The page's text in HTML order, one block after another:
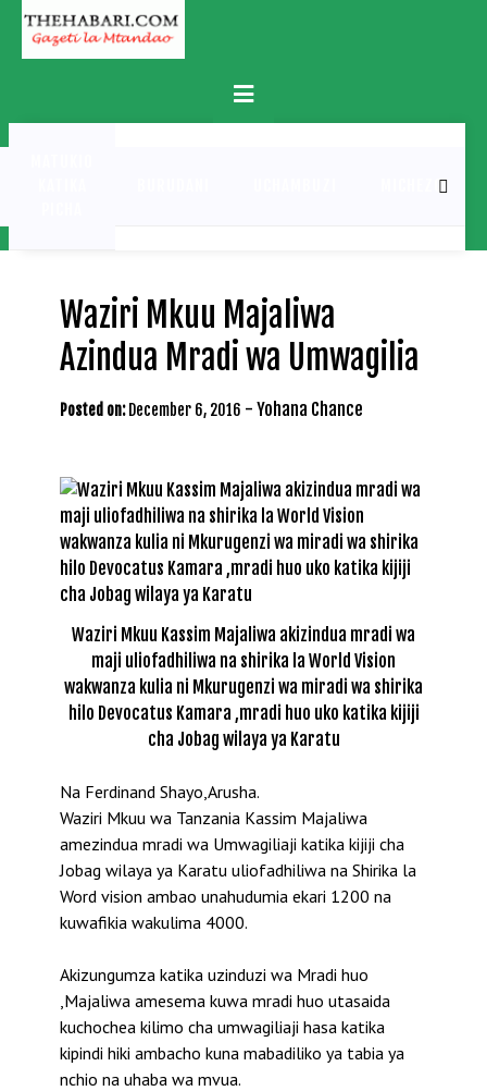
Skip
content
Primary
Menu
MICHEZO
Waziri Mkuu Majaliwa
Azindua Mradi wa Umwagilia
Posted on: December 6, 2016 - Yohana Chance
Waziri Mkuu Kassim Majaliwa akizindua mradi wa
maji uliofadhiliwa na shirika la World Vision
wakwanza kulia ni Mkurugenzi wa miradi wa shirika
hilo Devocatus Kamara ,mradi huo uko katika kijiji
cha Jobag wilaya ya Karatu
Na Ferdinand Shayo,Arusha.
Waziri Mkuu wa Tanzania Kassim Majaliwa
amezindua mradi wa Umwagiliaji katika kijiji cha
Jobag wilaya ya Karatu uliofadhiliwa na Shirika la
Word vision ambao unahudumia ekari 1200 na
kuwafikia wakulima 4000.
Akizungumza katika uzinduzi wa Mradi huo
,Majaliwa amesema kuwa mradi huo utasaida
kuchochea kilimo cha umwagiliaji hasa katika
kipindi hiki ambacho kuna mabadiliko ya tabia ya
nchio na uhaba wa mvua.